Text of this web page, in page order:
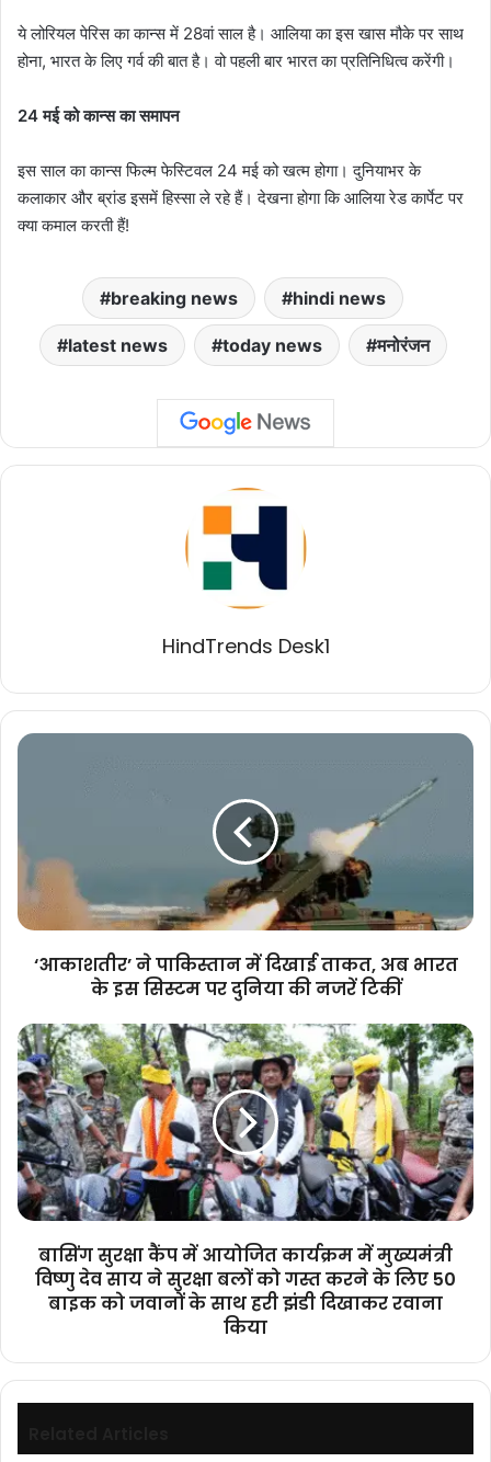
ये लोरियल पेरिस का कान्स में 28वां साल है। आलिया का इस खास मौके पर साथ
होना, भारत के लिए गर्व की बात है। वो पहली बार भारत का प्रतिनिधित्व करेंगी।
24 मई को कान्स का समापन
इस साल का कान्स फिल्म फेस्टिवल 24 मई को खत्म होगा। दुनियाभर के
कलाकार और ब्रांड इसमें हिस्सा ले रहे हैं। देखना होगा कि आलिया रेड कार्पेट पर
क्या कमाल करती हैं!
breaking news hindi news
latest news today news मनोरंजन
HindTrends Desk1
‘आकाशतीर’
ताकत,
भारत
के
सिस्टम
की
नजरें
टिकीं
‘आकाशतीर’ ने पाकिस्तान में दिखाई ताकत, अब भारत
के इस सिस्टम पर दुनिया की नजरें टिकीं
बासिंग
सुरक्षा
कैंप
में
आयोजित
कार्यक्रम
में
मुख्यमंत्री
विष्णु
गस्त
करने
बासिंग सुरक्षा कैंप में आयोजित कार्यक्रम में मुख्यमंत्री
विष्णु देव साय ने सुरक्षा बलों को गस्त करने के लिए 50
बाइक को जवानों के साथ हरी झंडी दिखाकर रवाना
किया